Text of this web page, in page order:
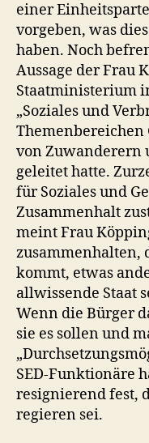
einer
vorgeben, was
haben. Noch
Aussage der Frau
Staatministerium
„Soziales und
von Zuwanderern
geleitet hatte.
für Soziales und
Zusammenhalt
meint Frau
zusammenhalten,
kommt, etwas
allwissende Staat
Wenn die Bürger
sie es sollen und
SED-Funktionäre
resignierend fest,
regieren sei.